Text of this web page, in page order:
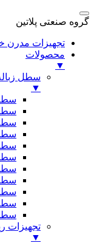
گروه صنعتی پلاتین
تجهیزات مدرن
محصولات
▼
سطل
▼
سطل
سطل
تجهیزات
▼